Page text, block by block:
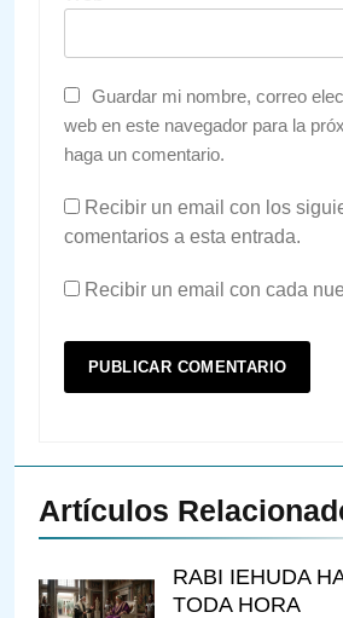
Guardar mi nombre, correo
web en este navegador para la
haga un comentario.
Recibir un email con los
comentarios a esta entrada.
Recibir un email con cada
Artículos
RABI IEHUDA
TODA HORA